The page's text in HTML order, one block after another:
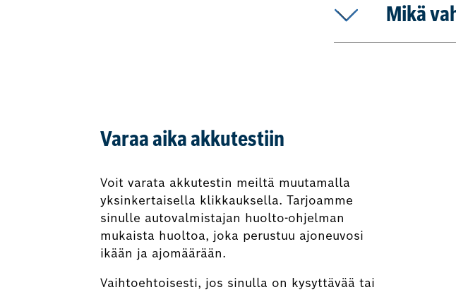
Mikä
Varaa aika akkutestiin
Voit varata akkutestin meiltä muutamalla
yksinkertaisella klikkauksella. Tarjoamme
sinulle autovalmistajan huolto-ohjelman
mukaista huoltoa, joka perustuu ajoneuvosi
ikään ja ajomäärään.
Vaihtoehtoisesti, jos sinulla on kysyttävää tai